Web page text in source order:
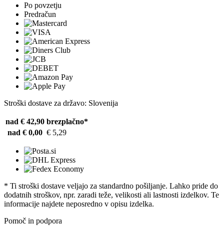
Po povzetju
Predračun
Stroški dostave za državo: Slovenija
nad € 42,90 brezplačno*
nad € 0,00 € 5,29
* Ti stroški dostave veljajo za standardno pošiljanje. Lahko pride do
dodatnih stroškov, npr. zaradi teže, velikosti ali lastnosti izdelkov. Te
informacije najdete neposredno v opisu izdelka.
Pomoč in podpora